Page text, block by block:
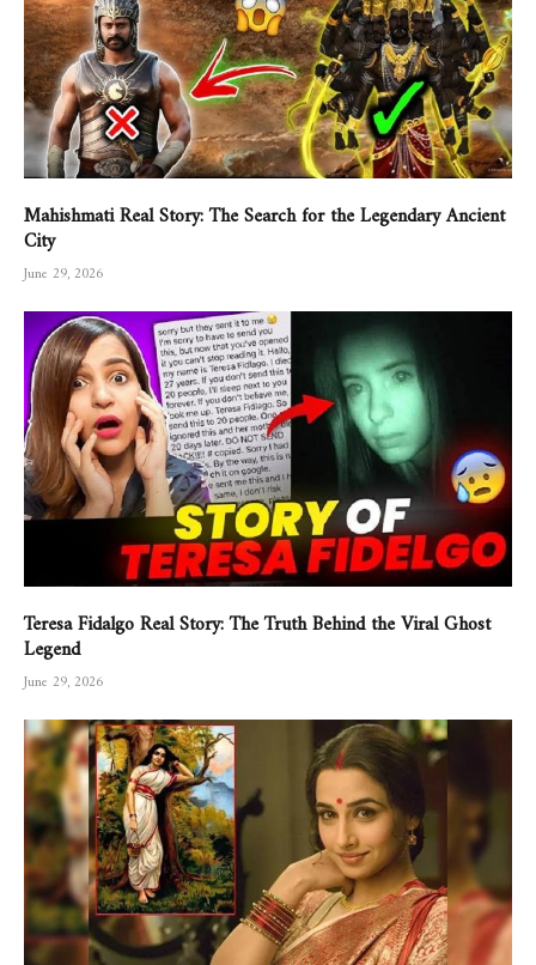
Mahishmati Real Story: The Search for the Legendary Ancient
City
June 29, 2026
Teresa Fidalgo Real Story: The Truth Behind the Viral Ghost
Legend
June 29, 2026